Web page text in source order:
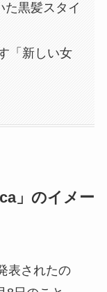
た黒髪スタイ
「新しい女
」のイメー
表されたの